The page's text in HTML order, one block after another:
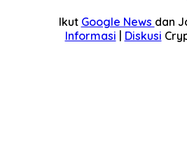
Ikut Google News dan
Informasi
Diskusi